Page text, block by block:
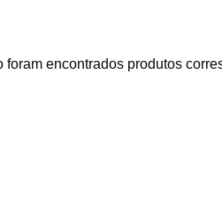
foram encontrados produtos